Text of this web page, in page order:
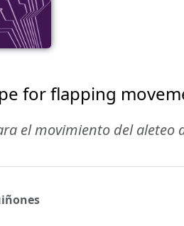
for flapping
el movimiento del aleteo